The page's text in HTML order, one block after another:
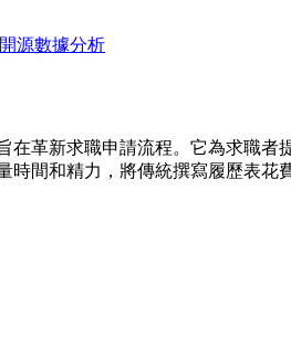
開源數據分析
在革新求職申請流程。它為求職
時間和精力，將傳統撰寫履歷表